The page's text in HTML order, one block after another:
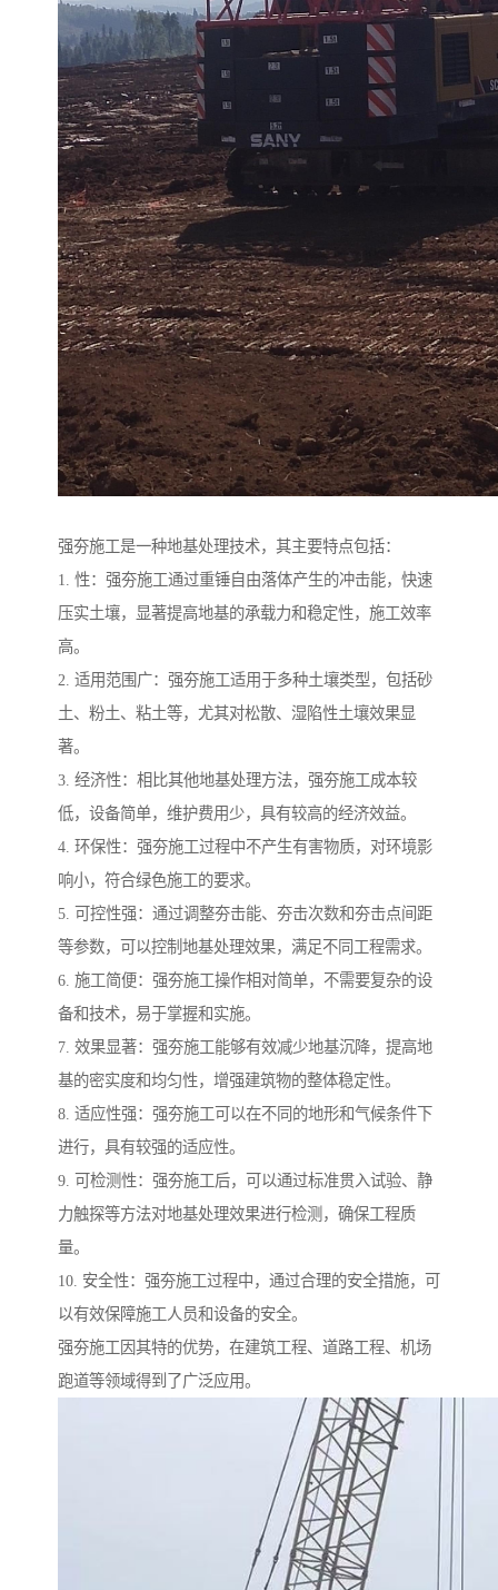
强夯施工是一种地基处理技术，其主要特点包括：
1. 性：强夯施工通过重锤自由落体产生的冲击能，快速
压实土壤，显著提高地基的承载力和稳定性，施工效率
高。
2. 适用范围广：强夯施工适用于多种土壤类型，包括砂
土、粉土、粘土等，尤其对松散、湿陷性土壤效果显
著。
3. 经济性：相比其他地基处理方法，强夯施工成本较
低，设备简单，维护费用少，具有较高的经济效益。
4. 环保性：强夯施工过程中不产生有害物质，对环境影
响小，符合绿色施工的要求。
5. 可控性强：通过调整夯击能、夯击次数和夯击点间距
等参数，可以控制地基处理效果，满足不同工程需求。
6. 施工简便：强夯施工操作相对简单，不需要复杂的设
备和技术，易于掌握和实施。
7. 效果显著：强夯施工能够有效减少地基沉降，提高地
基的密实度和均匀性，增强建筑物的整体稳定性。
8. 适应性强：强夯施工可以在不同的地形和气候条件下
进行，具有较强的适应性。
9. 可检测性：强夯施工后，可以通过标准贯入试验、静
力触探等方法对地基处理效果进行检测，确保工程质
量。
10. 安全性：强夯施工过程中，通过合理的安全措施，可
以有效保障施工人员和设备的安全。
强夯施工因其特的优势，在建筑工程、道路工程、机场
跑道等领域得到了广泛应用。